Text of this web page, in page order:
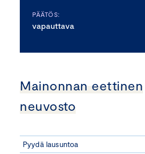
PÄÄTÖS:
vapauttava
Mainonnan eettinen
neuvosto
Pyydä lausuntoa